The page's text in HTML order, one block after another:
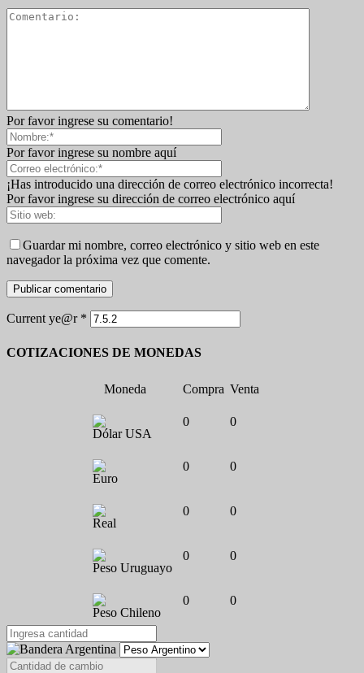
Por favor ingrese su comentario!
Por favor ingrese su nombre aquí
¡Has introducido una dirección de correo electrónico incorrecta!
Por favor ingrese su dirección de correo electrónico aquí
Guardar mi nombre, correo electrónico y sitio web en este
navegador la próxima vez que comente.
Current ye@r *
COTIZACIONES DE MONEDAS
Moneda Compra Venta
Dólar USA
0 0
Euro
0 0
Real
0 0
Peso Uruguayo
0 0
Peso Chileno
0 0